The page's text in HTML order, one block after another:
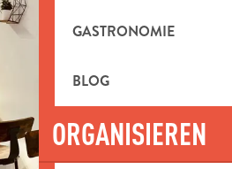
GASTRONOMIE
BLOG
ORGANISIEREN